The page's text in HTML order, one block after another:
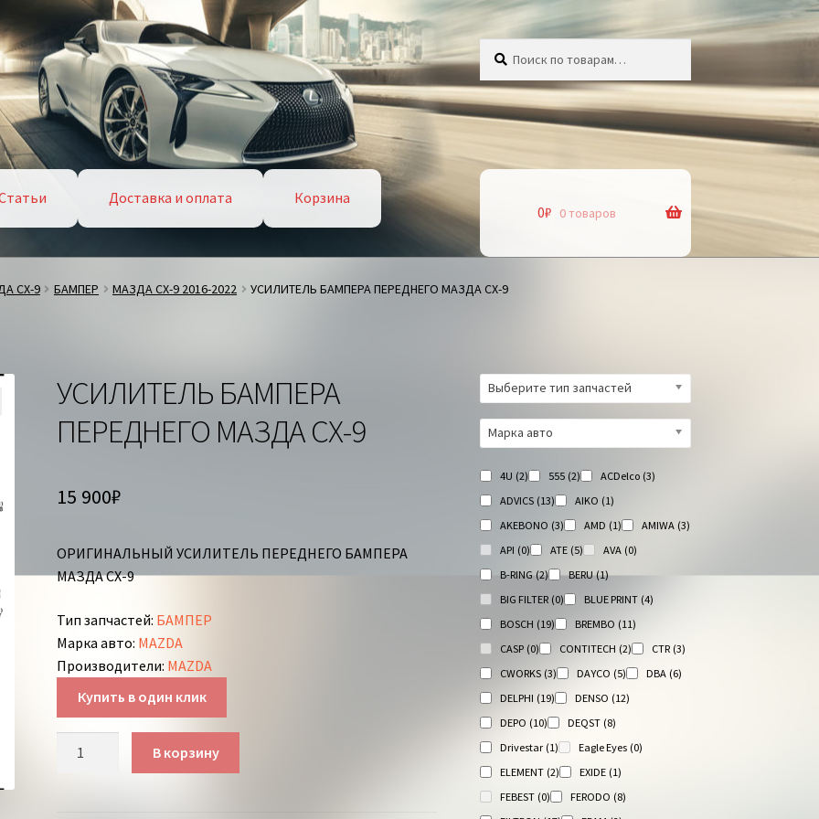
Доставка и оплата
Корзина
0₽ 0 товаров
СХ-9 БАМПЕР МАЗДА СХ-9 2016-2022 УСИЛИТЕЛЬ БАМПЕРА ПЕРЕДНЕГО МАЗДА СХ-9
УСИЛИТЕЛЬ БАМПЕРА
ПЕРЕДНЕГО МАЗДА СХ-9
15 900₽
ОРИГИНАЛЬНЫЙ УСИЛИТЕЛЬ ПЕРЕДНЕГО БАМПЕРА
МАЗДА СХ-9
Тип запчастей: БАМПЕР
Марка авто: MAZDA
Производители: MAZDA
Купить в один клик
В корзину
Выберите тип запчастей
Марка авто
4U (2) 555 (2) ACDelco (3)
ADVICS (13) AIKO (1)
AKEBONO (3) AMD (1) AMIWA (3)
API (0) ATE (5) AVA (0)
B-RING (2) BERU (1)
BIG FILTER (0) BLUE PRINT (4)
BOSCH (19) BREMBO (11)
CASP (0) CONTITECH (2) CTR (3)
CWORKS (3) DAYCO (5) DBA (6)
DELPHI (19) DENSO (12)
DEPO (10) DEQST (8)
Drivestar (1) Eagle Eyes (0)
ELEMENT (2) EXIDE (1)
FEBEST (0) FERODO (8)